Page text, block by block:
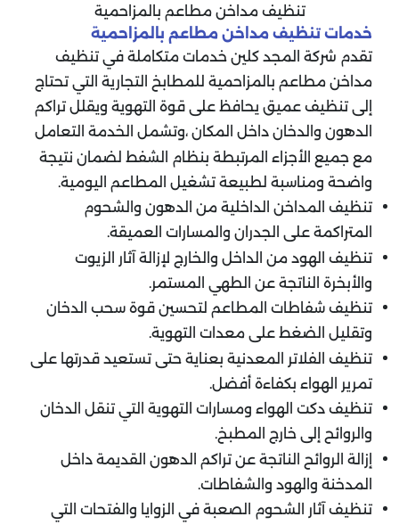
تنظيف مداخن مطاعم بالمزاحمية
خدمات تنظيف مداخن مطاعم بالمزاحمية
تقدم شركة المجد كلين خدمات متكاملة في تنظيف
مداخن مطاعم بالمزاحمية للمطابخ التجارية التي تحتاج
إلى تنظيف عميق يحافظ على قوة التهوية ويقلل تراكم
الدهون والدخان داخل المكان ،وتشمل الخدمة التعامل
مع جميع الأجزاء المرتبطة بنظام الشفط لضمان نتيجة
واضحة ومناسبة لطبيعة تشغيل المطاعم اليومية.
تنظيف المداخن الداخلية من الدهون والشحوم
المتراكمة على الجدران والمسارات العميقة.
تنظيف الهود من الداخل والخارج لإزالة آثار الزيوت
والأبخرة الناتجة عن الطهي المستمر.
تنظيف شفاطات المطاعم لتحسين قوة سحب الدخان
وتقليل الضغط على معدات التهوية.
تنظيف الفلاتر المعدنية بعناية حتى تستعيد قدرتها على
تمرير الهواء بكفاءة أفضل.
تنظيف دكت الهواء ومسارات التهوية التي تنقل الدخان
والروائح إلى خارج المطبخ.
إزالة الروائح الناتجة عن تراكم الدهون القديمة داخل
المدخنة والهود والشفاطات.
تنظيف آثار الشحوم الصعبة في الزوايا والفتحات التي